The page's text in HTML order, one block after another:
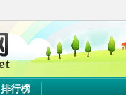
排行榜